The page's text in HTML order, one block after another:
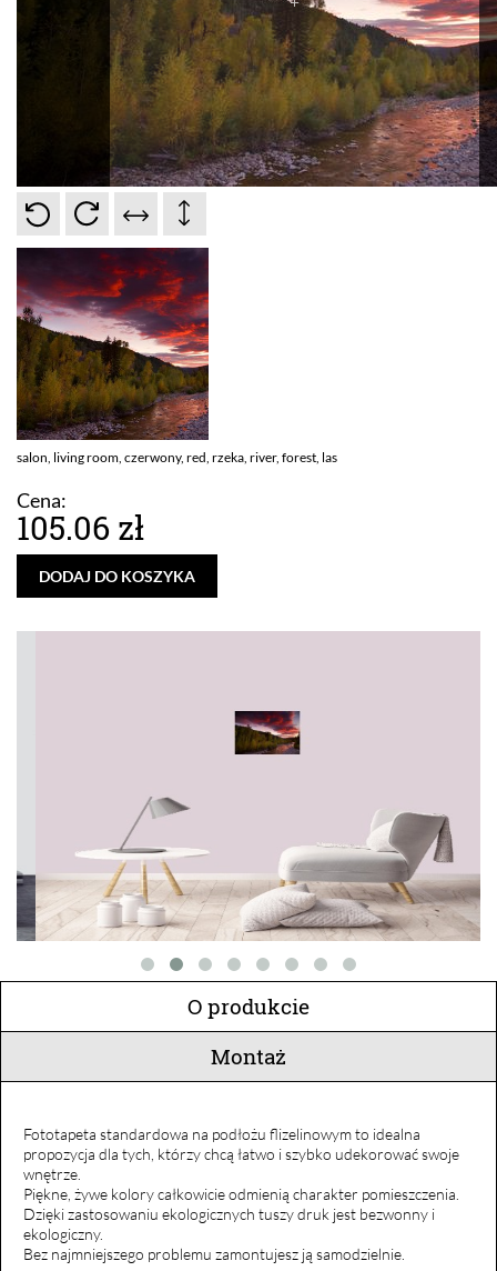
salon, living room, czerwony, red, rzeka, river, forest, las
Cena:
105.06 zł
DODAJ DO KOSZYKA
O produkcie
Montaż
Fototapeta standardowa na podłożu flizelinowym to idealna
propozycja dla tych, którzy chcą łatwo i szybko udekorować swoje
wnętrze.
Piękne, żywe kolory całkowicie odmienią charakter pomieszczenia.
Dzięki zastosowaniu ekologicznych tuszy druk jest bezwonny i
ekologiczny.
Bez najmniejszego problemu zamontujesz ją samodzielnie.